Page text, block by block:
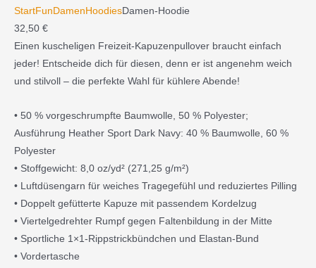
StartFun DamenHoodiesDamen-Hoodie
32,50 €
Einen kuscheligen Freizeit-Kapuzenpullover braucht einfach
jeder! Entscheide dich für diesen, denn er ist angenehm weich
und stilvoll – die perfekte Wahl für kühlere Abende!
• 50 % vorgeschrumpfte Baumwolle, 50 % Polyester;
Ausführung Heather Sport Dark Navy: 40 % Baumwolle, 60 %
Polyester
• Stoffgewicht: 8,0 oz/yd² (271,25 g/m²)
• Luftdüsengarn für weiches Tragegefühl und reduziertes Pilling
• Doppelt gefütterte Kapuze mit passendem Kordelzug
• Viertelgedrehter Rumpf gegen Faltenbildung in der Mitte
• Sportliche 1×1-Rippstrickbündchen und Elastan-Bund
• Vordertasche